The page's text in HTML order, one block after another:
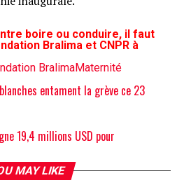
boire ou conduire, il faut
Bralima et CNPR à
BralimaMaternité
entament la grève ce 23
19,4 millions USD pour
MAY LIKE